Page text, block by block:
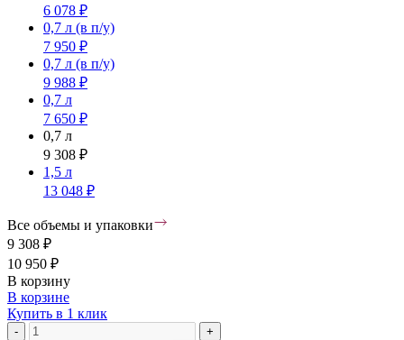
6 078 ₽
0,7 л (в п/у)
7 950 ₽
0,7 л (в п/у)
9 988 ₽
0,7 л
7 650 ₽
0,7 л
9 308 ₽
1,5 л
13 048 ₽
Все объемы и упаковки
9 308 ₽
10 950 ₽
В корзину
В корзине
Купить в 1 клик
- +